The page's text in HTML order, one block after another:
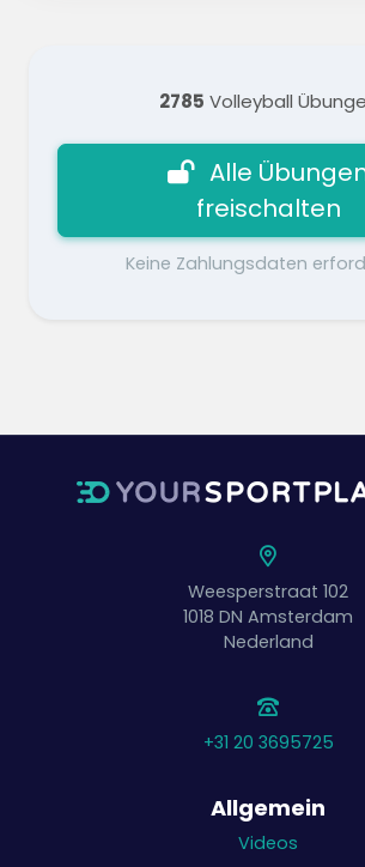
2785 Volleyball
Alle
freischalten
Keine Zahlungsdaten
Weesperstraat 102
1018 DN Amsterdam
Nederland
+31 20 3695725
Allgemein
Videos